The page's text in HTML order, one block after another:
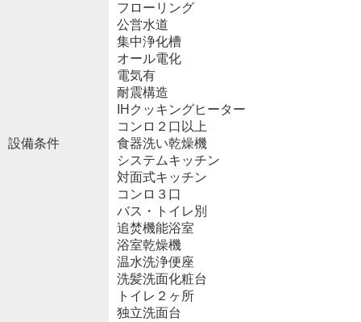
設備条件
フローリング
公営水道
集中浄化槽
オール電化
電気有
耐震構造
IHクッキングヒーター
コンロ２口以上
食器洗い乾燥機
システムキッチン
対面式キッチン
コンロ３口
バス・トイレ別
追焚機能浴室
浴室乾燥機
温水洗浄便座
洗髪洗面化粧台
トイレ２ヶ所
独立洗面台